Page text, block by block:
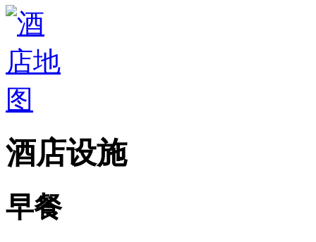
酒店设施
早餐